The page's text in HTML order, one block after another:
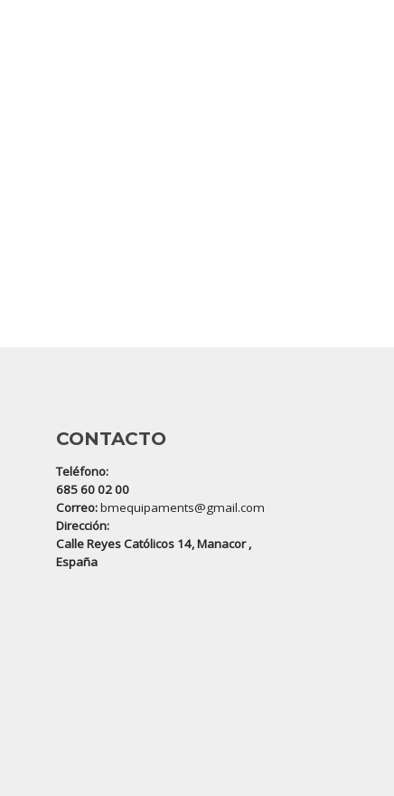
CONTACTO
Teléfono:
685 60 02 00
Correo:bmequipaments@gmail.com
Dirección:
Calle Reyes Católicos 14, Manacor ,
España